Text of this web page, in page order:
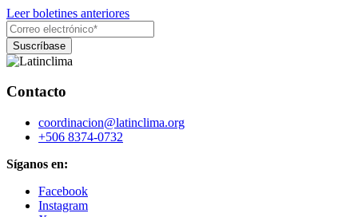
Leer boletines anteriores
Contacto
coordinacion@latinclima.org
+506 8374-0732
Síganos en:
Facebook
Instagram